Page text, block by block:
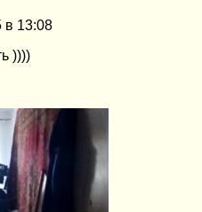
в 13:08
))))